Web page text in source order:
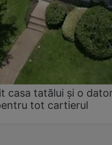
casa tatălui și o
tot cartierul